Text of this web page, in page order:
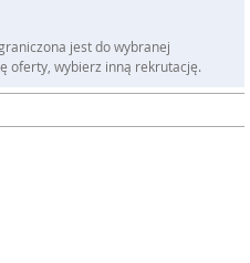
jest do wybranej
oferty, wybierz inną rekrutację.